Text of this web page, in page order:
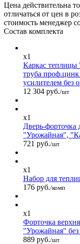
Цена действительна
отличаться от цен в
стоимость менеджер
Состав комплекта
x1
Каркас
труба
усилителем без
12 304 руб./шт
x1
Дверь-
"Урожайная",
721 руб./шт
x1
Набор для
176 руб./комп
x1
Форточка
"Урожайная" без
889 руб./шт